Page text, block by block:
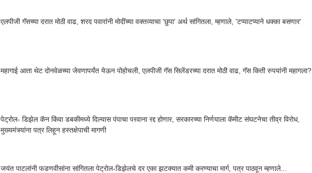
एलपीजी गॅसच्या दरात मोठी वाढ, शरद पवारांनी मोदींच्या वक्तव्याचा 'छुपा' अर्थ सांगितला, म्हणाले, 'टप्याटप्याने धक्का बसणार'
महागाई आता थेट दोनवेळच्या जेवणापर्यंत येऊन पोहोचली, एलपीजी गॅस सिलेंडरच्या दरात मोठी वाढ, गॅस किती रुपयांनी महागला?
पेट्रोल- डिझेल कॅन किंवा डबकीमध्ये दिल्यास पंपाचा परवाना रद्द होणार, सरकारच्या निर्णयाला कॅमीट संघटनेचा तीव्र विरोध,
मुख्यमंत्र्यांना पत्र लिहून हस्तक्षेपाची मागणी
जयंत पाटलांनी फडणवीसांना सांगितला पेट्रोल-डिझेलचे दर एका झटक्यात कमी करण्याचा मार्ग, पत्र पाठवून म्हणाले...